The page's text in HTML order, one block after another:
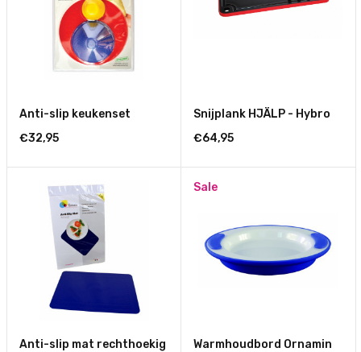
Anti-slip keukenset
€32,95
Snijplank HJÄLP - Hybro
€64,95
Anti-slip mat rechthoekig
Sale
Warmhoudbord Ornamin